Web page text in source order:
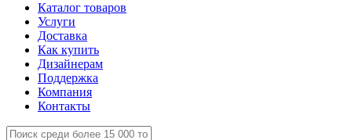
Каталог товаров
Услуги
Доставка
Как купить
Дизайнерам
Поддержка
Компания
Контакты